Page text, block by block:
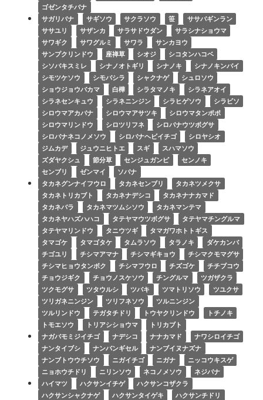
ゴゼンタチバナ
サガリバナ
サギソウ サクラソウ 笹
ササバギンラン
ササユリ
サザンカ サラサドウダン
サラシナショウマ
サワギク
サワグルミ サワラ
サンカヨウ
サンプクリンドウ
座禅草 シオジ
シコタンハコベ
シソバキスミレ
シナノオトギリ シナノキ
シナノキンバイ
シモツケソウ
シモバシラ シャクナゲ
シュロソウ
ショウジョウバカマ
白樺 シラタマノキ
シラネアオイ
シラネセンキュウ
シラネニンジン シラヒゲソウ
シラビソ
シロウマアカバナ
シロウマアサツキ
シロウマタンポポ
シロウマリンドウ
シロツリフネ
シロバナウツボグサ
シロバナネコノメソウ
シロバナヘビイチゴ
シロヤシオ
ジムカデ
ジュウニヒトエ スギ
スハマソウ
ズダヤクシュ
節分草 センジュガンピ
センノキ
センブリ
ゼンマイ
ソバナ
タカネグンナイフウロ
タカネセンブリ
タカネツメクサ
タカネトリカブト
タカネナデシコ
タカネナナカマド
タカネバラ
タカネマツムシソウ
タカネマンテマ
タカネヤハズハハコ
タテヤマウツボグサ
タテヤマチングルマ
タテヤマリンドウ
タニウツギ
タマガワホトトギス
タマゴケ
タマゴタケ タムラソウ タラノキ
ダケカンバ
チゴユリ
チシマアマナ チシマギキョウ
チシマクモマグサ
チシマヒョウタンボク
チシマフウロ チズゴケ
チチブコウ
チョウジギク
チョウノスケソウ チングルマ
ツガザクラ
ツクモグサ
ツタウルシ ツバキ ツマトリソウ
ツユクサ
ツリガネニンジン
ツリフネソウ
ツルニンジン
ツルリンドウ
テガタチドリ トウヤクリンドウ
トチノキ
トモエソウ
トリアシショウマ
トリカブト
ナガバモミジイチゴ
ナデシコ ナナカマド
ナワシロイチゴ
ナンタイブシ
ナンバンギセル
ナンブイヌナズナ
ナンブトウウチソウ
ニガイチゴ ニガナ
ニッコウキスゲ
ニョホウチドリ
ニリンソウ ネコノメソウ
ネジバナ
ハイマツ
ハクサンイチゲ
ハクサンコザクラ
ハクサンシャクナゲ
ハクサンタイゲキ
ハクサンチドリ